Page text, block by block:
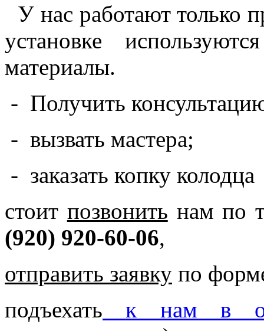
У нас работают только
установке
материалы.
- Получить
- вызвать мастера;
- заказать копку
стоит позвонить нам по
(920) 920-60-06,
отправить заявку по
подъехать
к нам в